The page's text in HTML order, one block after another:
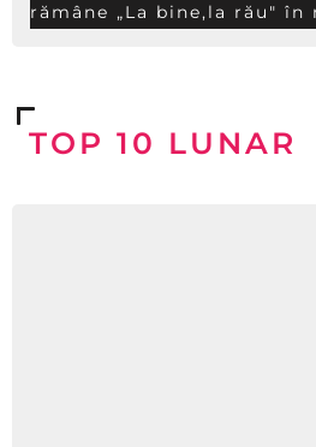
rămâne „La bine,la rău" în
TOP 10 LUNAR